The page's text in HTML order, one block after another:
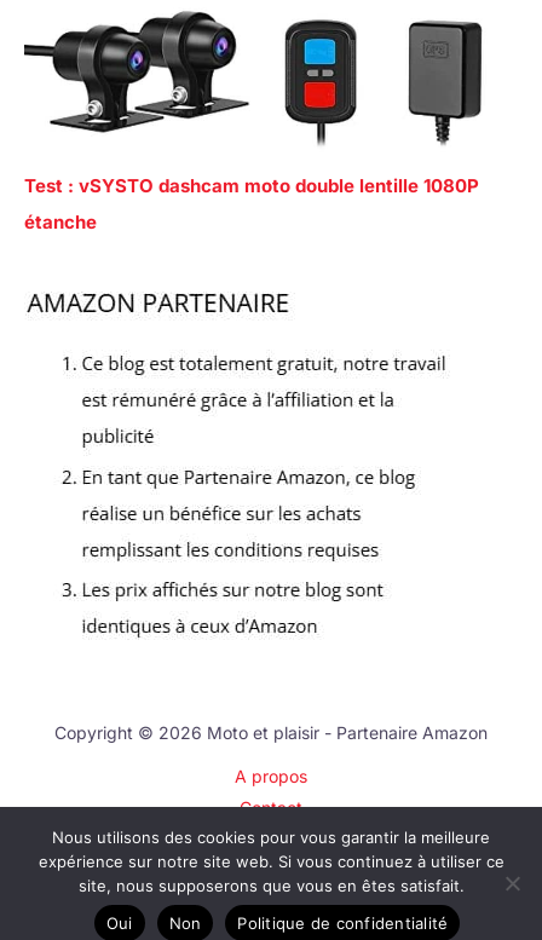
Test : vSYSTO dashcam moto double lentille 1080P
étanche
Copyright © 2026 Moto et plaisir - Partenaire Amazon
A propos
Contact
Plan du site
Mentions légales
Politique de confidentialité
Nous utilisons des cookies pour vous garantir la meilleure
expérience sur notre site web. Si vous continuez à utiliser ce
site, nous supposerons que vous en êtes satisfait.
Oui
Non Politique de confidentialité